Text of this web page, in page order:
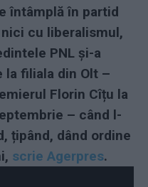
întâmplă în partid
cu liberalismul,
PNL și-a
filiala din Olt –
Florin Cîțu la
– când l-
țipând, dând ordine
scrie Agerpres.